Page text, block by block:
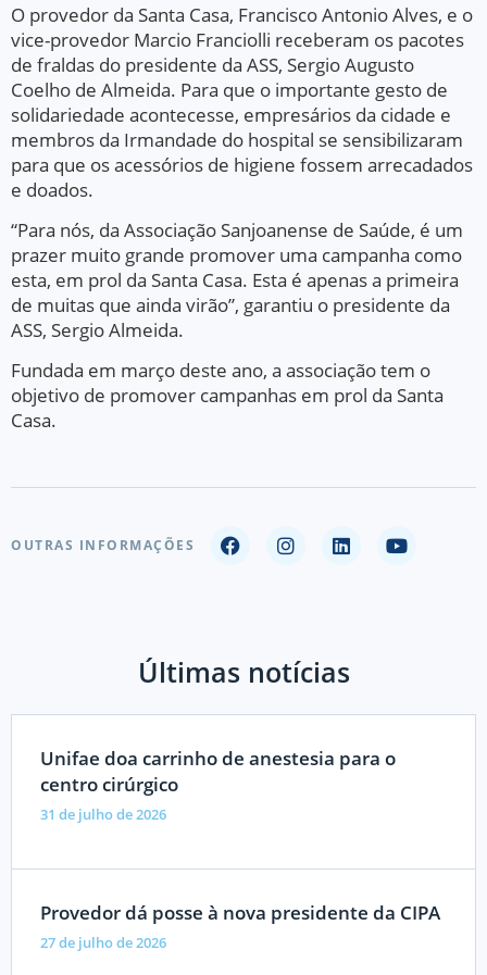
O provedor da Santa Casa, Francisco Antonio Alves, e o
vice-provedor Marcio Franciolli receberam os pacotes
de fraldas do presidente da ASS, Sergio Augusto
Coelho de Almeida. Para que o importante gesto de
solidariedade acontecesse, empresários da cidade e
membros da Irmandade do hospital se sensibilizaram
para que os acessórios de higiene fossem arrecadados
e doados.
“Para nós, da Associação Sanjoanense de Saúde, é um
prazer muito grande promover uma campanha como
esta, em prol da Santa Casa. Esta é apenas a primeira
de muitas que ainda virão”, garantiu o presidente da
ASS, Sergio Almeida.
Fundada em março deste ano, a associação tem o
objetivo de promover campanhas em prol da Santa
Casa.
OUTRAS INFORMAÇÕES
Últimas notícias
Unifae doa carrinho de anestesia para o
centro cirúrgico
31 de julho de 2026
Provedor dá posse à nova presidente da CIPA
27 de julho de 2026